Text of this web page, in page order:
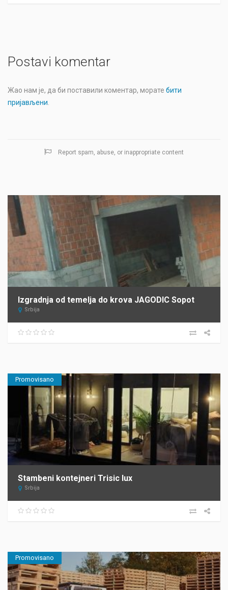
Postavi komentar
Жао нам је, да би поставили коментар, морате бити
пријављени
Report spam, abuse, or inappropriate content
Izgradnja od temelja do krova JAGODIC Sopot
Srbija
Promovisano
Stambeni kontejneri Trisic lux
Srbija
Promovisano